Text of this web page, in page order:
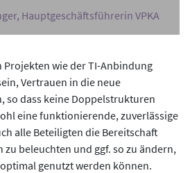
Hauptgeschäftsführerin VPKA
Projekten wie der TI-Anbindung
Vertrauen in die neue
so dass keine Doppelstrukturen
eine funktionierende, zuverlässige
alle Beteiligten die Bereitschaft
zu beleuchten und ggf. so zu ändern,
genutzt werden können.